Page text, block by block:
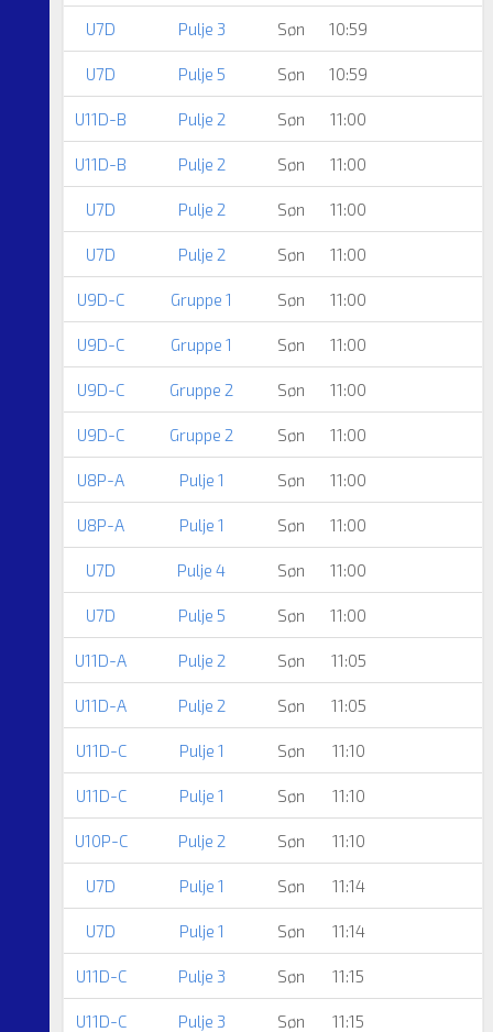
U7D Pulje 3 Søn 10:59
U7D Pulje 5 Søn 10:59
U11D-B Pulje 2 Søn 11:00
U11D-B Pulje 2 Søn 11:00
U7D Pulje 2 Søn 11:00
U7D Pulje 2 Søn 11:00
U9D-C Gruppe 1 Søn 11:00
U9D-C Gruppe 1 Søn 11:00
U9D-C Gruppe 2 Søn 11:00
U9D-C Gruppe 2 Søn 11:00
U8P-A Pulje 1 Søn 11:00
U8P-A Pulje 1 Søn 11:00
U7D Pulje 4 Søn 11:00
U7D Pulje 5 Søn 11:00
U11D-A Pulje 2 Søn 11:05
U11D-A Pulje 2 Søn 11:05
U11D-C Pulje 1 Søn 11:10
U11D-C Pulje 1 Søn 11:10
U10P-C Pulje 2 Søn 11:10
U7D Pulje 1 Søn 11:14
U7D Pulje 1 Søn 11:14
U11D-C Pulje 3 Søn 11:15
U11D-C Pulje 3 Søn 11:15